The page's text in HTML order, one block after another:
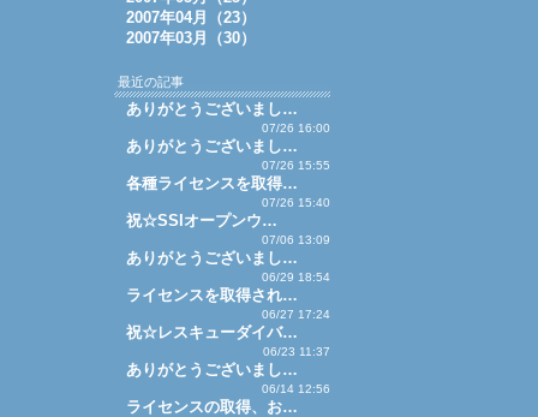
2007年04月（23）
2007年03月（30）
最近の記事
ありがとうございまし…
07/26 16:00
ありがとうございまし…
07/26 15:55
各種ライセンスを取得…
07/26 15:40
祝☆SSIオープンウ…
07/06 13:09
ありがとうございまし…
06/29 18:54
ライセンスを取得され…
06/27 17:24
祝☆レスキューダイバ…
06/23 11:37
ありがとうございまし…
06/14 12:56
ライセンスの取得、お…